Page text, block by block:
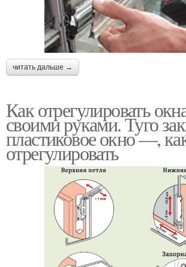
читать дальше →
Как отрегулировать
своими руками. Туго
пластиковое окно —,
отрегулировать